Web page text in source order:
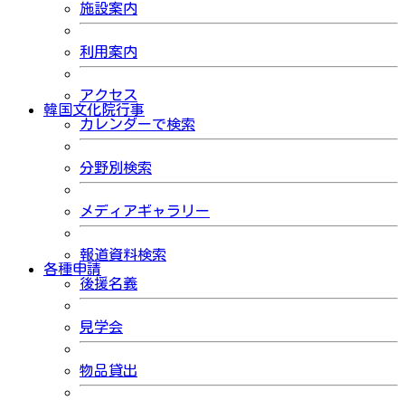
施設案内
利用案内
アクセス
韓国文化院行事
カレンダーで検索
分野別検索
メディアギャラリー
報道資料検索
各種申請
後援名義
見学会
物品貸出